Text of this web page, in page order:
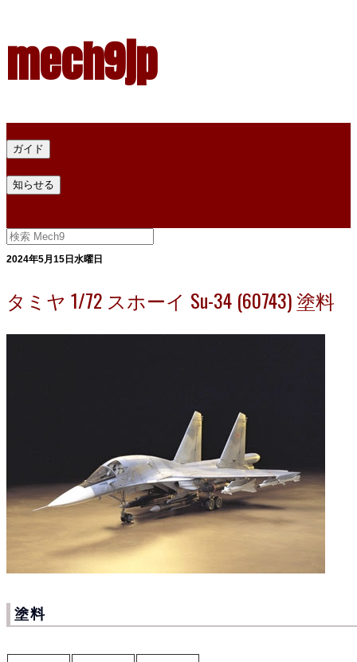
mech9jp
ガイド
知らせる
2024年5月15日水曜日
タミヤ 1/72 スホーイ Su-34 (60743) 塗料
塗料